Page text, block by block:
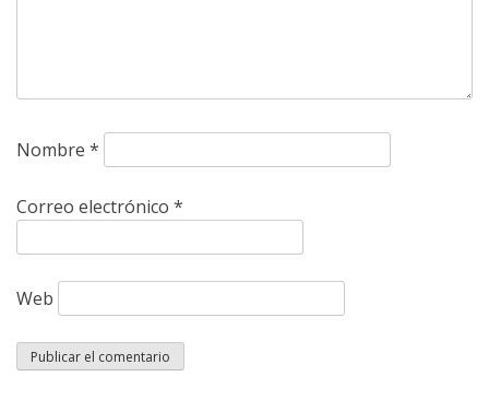
Nombre *
Correo electrónico *
Web